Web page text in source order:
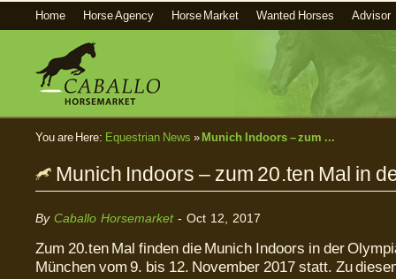
Home Horse Agency Horse Market Wanted Horses Advisor
You are Here: Equestrian News » Munich Indoors – zum ...
Munich Indoors – zum 20.ten Mal in
By Caballo Horsemarket- Oct 12, 2017
Zum 20.ten Mal finden die Munich Indoors in der
München vom 9. bis 12. November 2017 statt. Zu